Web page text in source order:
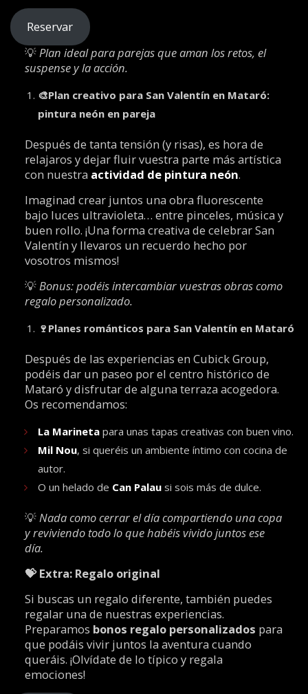
Reservar
💡Plan ideal para parejas que aman los retos, el
suspense y la acción.
🎨Plan creativo para San Valentín en Mataró:
pintura neón en pareja
Después de tanta tensión (y risas), es hora de
relajaros y dejar fluir vuestra parte más artística
con nuestra actividad de pintura neón.
Imaginad crear juntos una obra fluorescente
bajo luces ultravioleta… entre pinceles, música y
buen rollo. ¡Una forma creativa de celebrar San
Valentín y llevaros un recuerdo hecho por
vosotros mismos!
💡Bonus: podéis intercambiar vuestras obras como
regalo personalizado.
🍷 Planes románticos para San Valentín en Mataró
Después de las experiencias en Cubick Group,
podéis dar un paseo por el centro histórico de
Mataró y disfrutar de alguna terraza acogedora.
Os recomendamos:
La Marineta para unas tapas creativas con buen vino.
Mil Nou, si queréis un ambiente íntimo con cocina de
autor.
O un helado de Can Palau si sois más de dulce.
💡Nada como cerrar el día compartiendo una copa
y reviviendo todo lo que habéis vivido juntos ese
día.
💝 Extra: Regalo original
Si buscas un regalo diferente, también puedes
regalar una de nuestras experiencias.
Preparamos bonos regalo personalizados para
que podáis vivir juntos la aventura cuando
queráis. ¡Olvídate de lo típico y regala
emociones!